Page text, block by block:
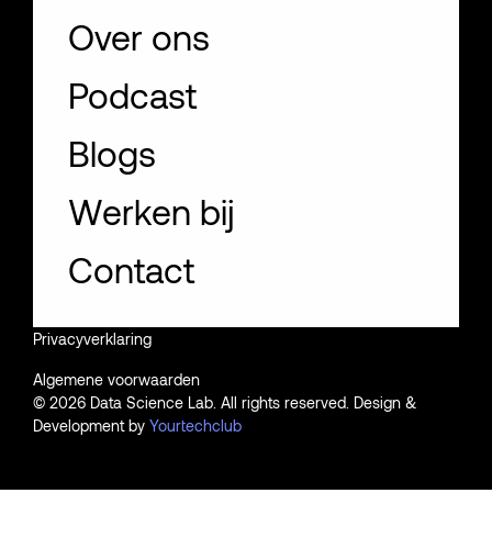
Over ons
Podcast
Blogs
Werken bij
Contact
© 2026 Data Science Lab. All rights reserved. Design &
Development byYourtechclub
Privacyverklaring
Algemene voorwaarden
NL